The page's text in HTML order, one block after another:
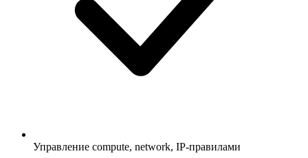
Управление compute, network, IP-правилами